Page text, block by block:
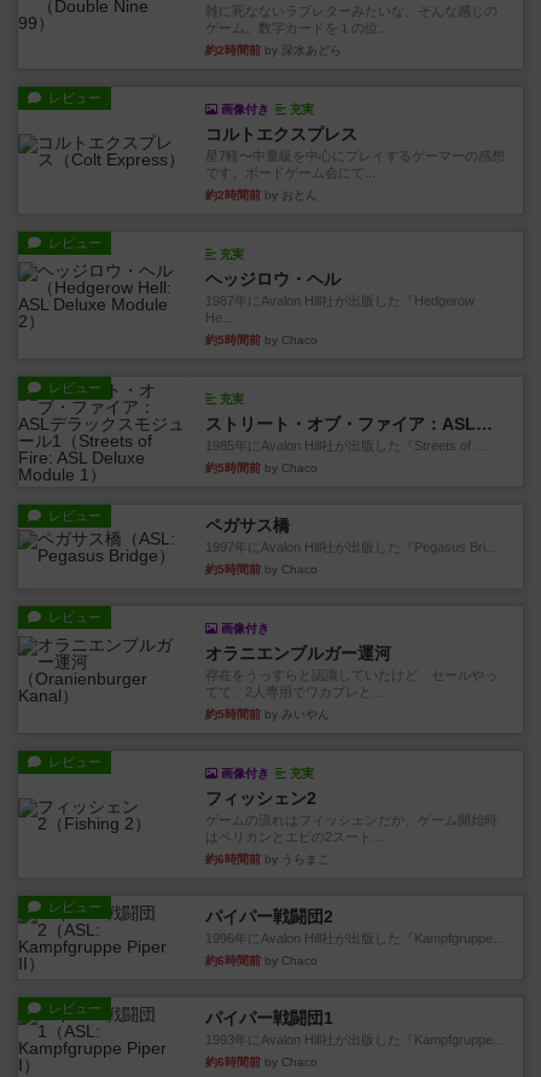
雑に死なないラブレターみたいな、そんな感じの
ゲーム。数字カードを１の位...
約2時間前 by 深水あどら
レビュー
画像付き 充実
コルトエクスプレス
星7軽〜中量級を中心にプレイするゲーマーの感想
です。ボードゲーム会にて...
約2時間前 by おとん
レビュー
充実
ヘッジロウ・ヘル
1987年にAvalon Hill社が出版した『Hedgerow
He...
約5時間前 by Chaco
レビュー
充実
ストリート・オブ・ファイア：ASLデラックスモジュール1
1985年にAvalon Hill社が出版した『Streets of ...
約5時間前 by Chaco
レビュー ペガサス橋
1997年にAvalon Hill社が出版した『Pegasus Bri...
約5時間前 by Chaco
レビュー
画像付き
オラニエンブルガー運河
存在をうっすらと認識していたけど、セールやっ
てて、2人専用でワカプレと...
約5時間前 by みいやん
レビュー
画像付き 充実
フィッシェン2
ゲームの流れはフィッシェンだが、ゲーム開始時
はペリカンとエビの2スート...
約6時間前 by うらまこ
レビュー パイパー戦闘団2
1996年にAvalon Hill社が出版した『Kampfgruppe...
約6時間前 by Chaco
レビュー パイパー戦闘団1
1993年にAvalon Hill社が出版した『Kampfgruppe...
約6時間前 by Chaco